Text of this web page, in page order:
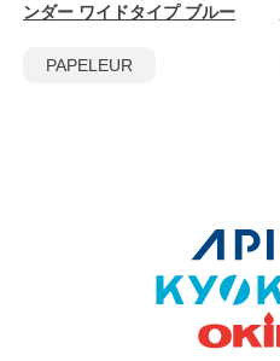
ンダー ワイドタイプ ブルー
PAPELEUR